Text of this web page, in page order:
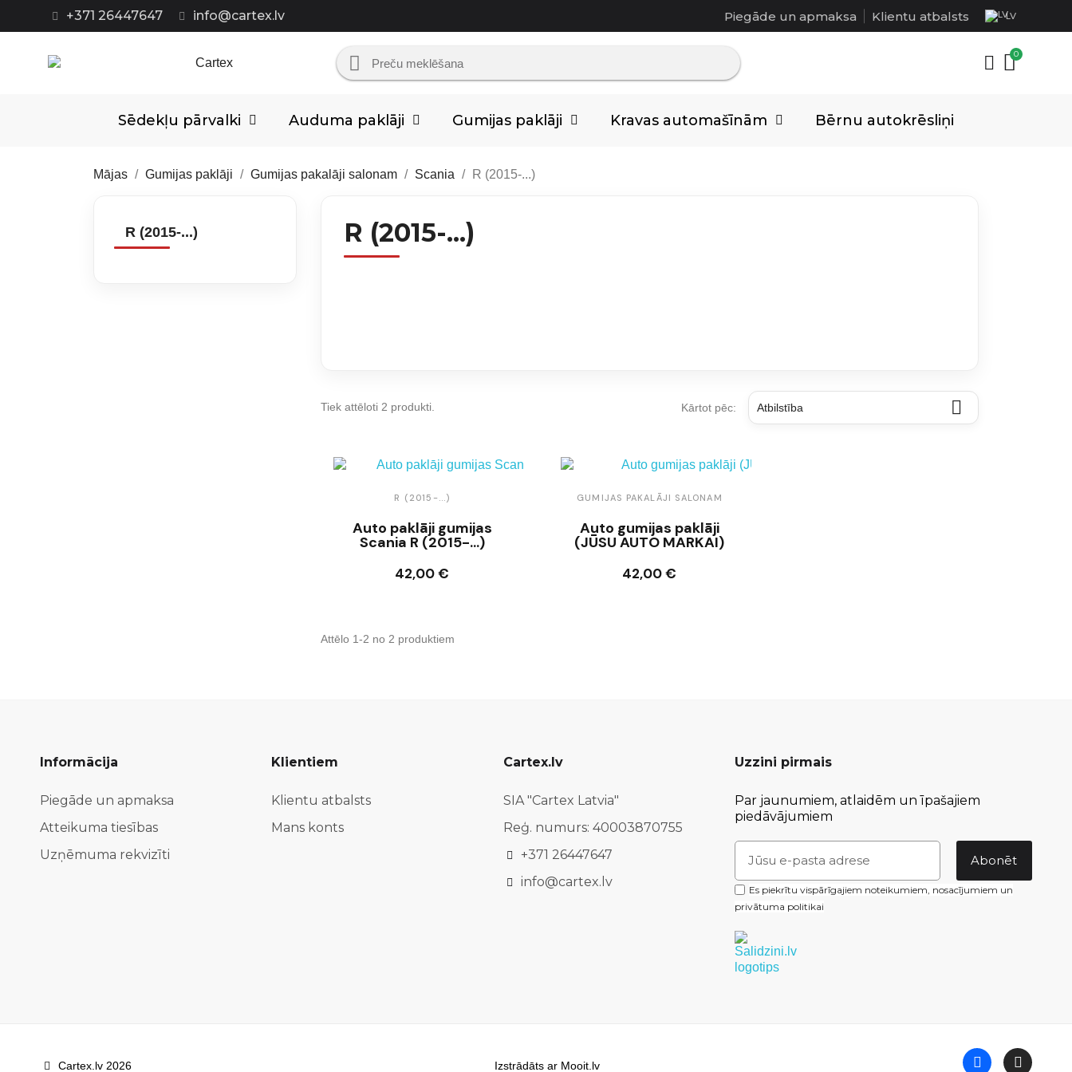
+371 26447647 info@cartex.lv Piegāde un apmaksa Klientu atbalsts LV
Sēdekļu pārvalki Auduma paklāji Gumijas paklāji Kravas automašīnām Bērnu autokrēsliņi
Mājas Gumijas paklāji Gumijas pakalāji salonam Scania R (2015-...)
R (2015-...) R (2015-...)
Tiek attēloti 2 produkti. Kārtot pēc: Atbilstība 
R (2015-...)
Auto paklāji gumijas
Scania R (2015-...)
42,00 €
Ielikt grozā
GUMIJAS PAKALĀJI SALONAM
Auto gumijas paklāji
(JŪSU AUTO MARKAI)
42,00 €
Ielikt grozā
Attēlo 1-2 no 2 produktiem
Informācija
Piegāde un apmaksa
Atteikuma tiesības
Uzņēmuma rekvizīti
Klientiem
Klientu atbalsts
Mans konts
Cartex.lv
SIA "Cartex Latvia"
Reģ. numurs: 40003870755
+371 26447647
info@cartex.lv
Uzzini pirmais
Par jaunumiem, atlaidēm un īpašajiem
piedāvājumiem
Abonēt
Es piekrītu vispārīgajiem noteikumiem, nosacījumiem un
privātuma politikai
Cartex.lv 2026 Izstrādāts ar Mooit.lv